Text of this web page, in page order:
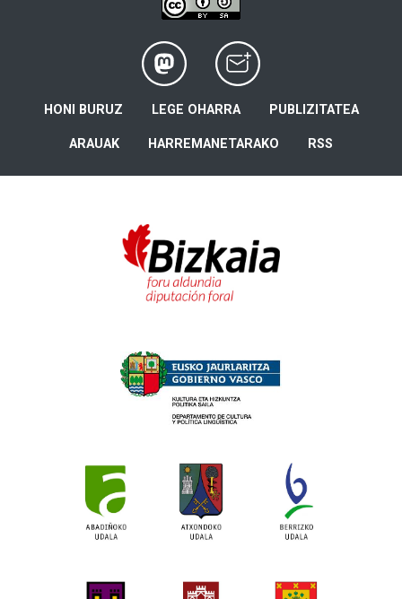
HONI BURUZ LEGE OHARRA PUBLIZITATEA
ARAUAK HARREMANETARAKO RSS